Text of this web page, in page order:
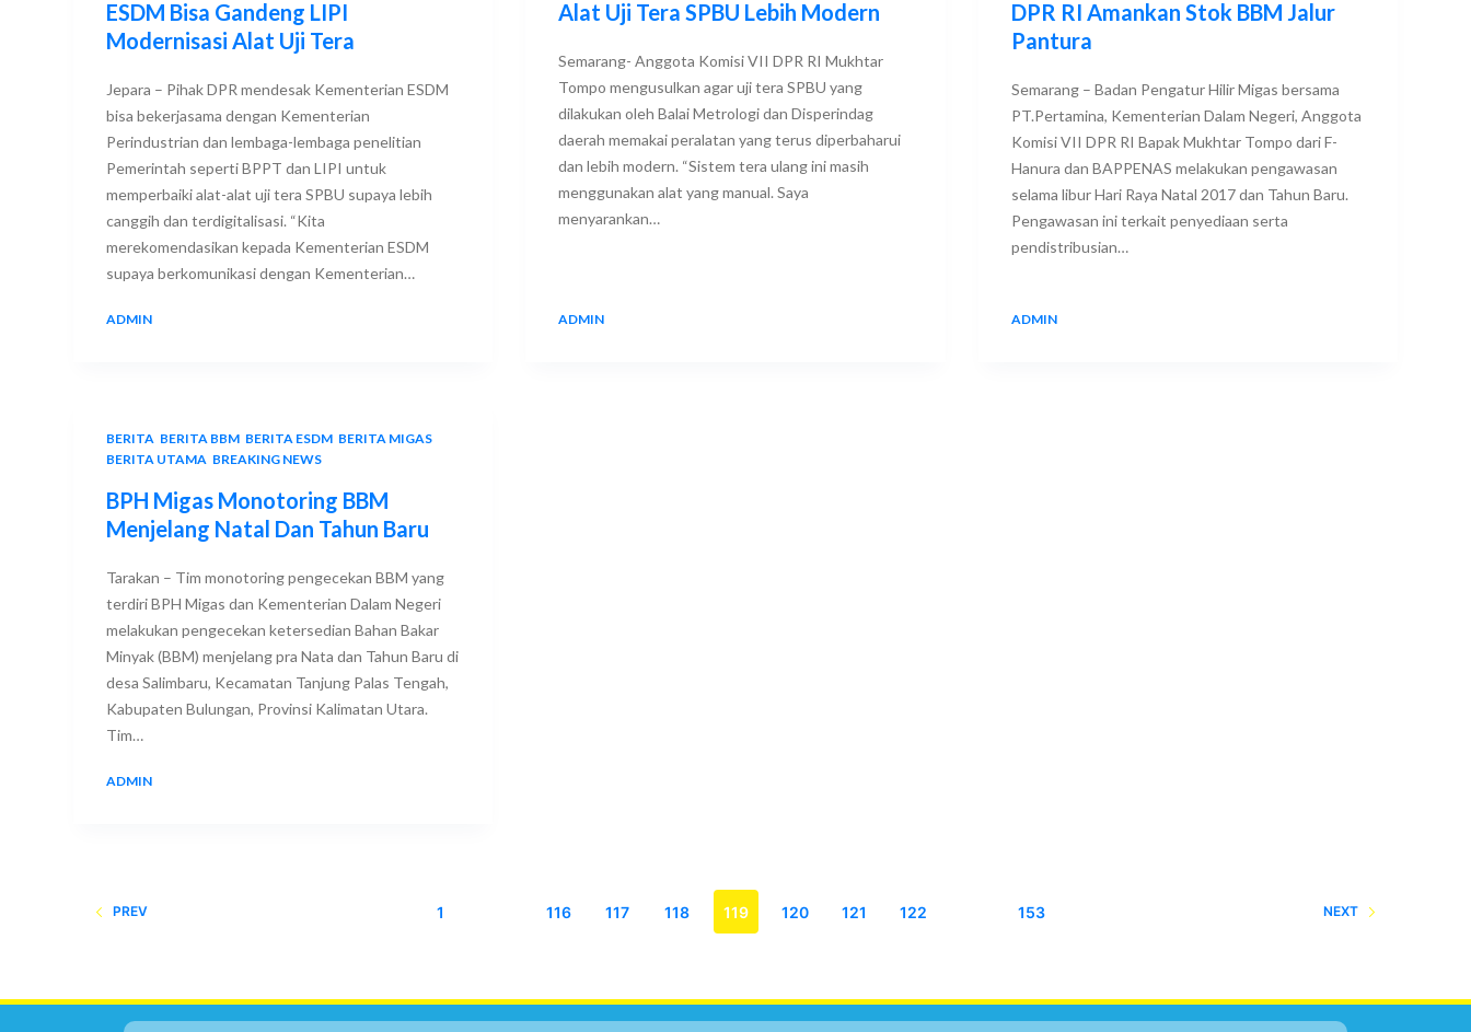
ESDM Bisa Gandeng LIPI
Modernisasi Alat Uji Tera
Jepara – Pihak DPR mendesak Kementerian ESDM
bisa bekerjasama dengan Kementerian
Perindustrian dan lembaga-lembaga penelitian
Pemerintah seperti BPPT dan LIPI untuk
memperbaiki alat-alat uji tera SPBU supaya lebih
canggih dan terdigitalisasi. “Kita
merekomendasikan kepada Kementerian ESDM
supaya berkomunikasi dengan Kementerian…
ADMIN
Alat Uji Tera SPBU Lebih Modern
Semarang- Anggota Komisi VII DPR RI Mukhtar
Tompo mengusulkan agar uji tera SPBU yang
dilakukan oleh Balai Metrologi dan Disperindag
daerah memakai peralatan yang terus diperbaharui
dan lebih modern. “Sistem tera ulang ini masih
menggunakan alat yang manual. Saya
menyarankan…
ADMIN
DPR RI Amankan Stok BBM Jalur
Pantura
Semarang – Badan Pengatur Hilir Migas bersama
PT.Pertamina, Kementerian Dalam Negeri, Anggota
Komisi VII DPR RI Bapak Mukhtar Tompo dari F-
Hanura dan BAPPENAS melakukan pengawasan
selama libur Hari Raya Natal 2017 dan Tahun Baru.
Pengawasan ini terkait penyediaan serta
pendistribusian…
ADMIN
BERITA BERITA BBM BERITA ESDM BERITA MIGAS
BERITA UTAMA BREAKING NEWS
BPH Migas Monotoring BBM
Menjelang Natal Dan Tahun Baru
Tarakan – Tim monotoring pengecekan BBM yang
terdiri BPH Migas dan Kementerian Dalam Negeri
melakukan pengecekan ketersedian Bahan Bakar
Minyak (BBM) menjelang pra Nata dan Tahun Baru di
desa Salimbaru, Kecamatan Tanjung Palas Tengah,
Kabupaten Bulungan, Provinsi Kalimatan Utara.
Tim…
ADMIN
PREV 1 116 117 118 119 120 121 122 153 NEXT